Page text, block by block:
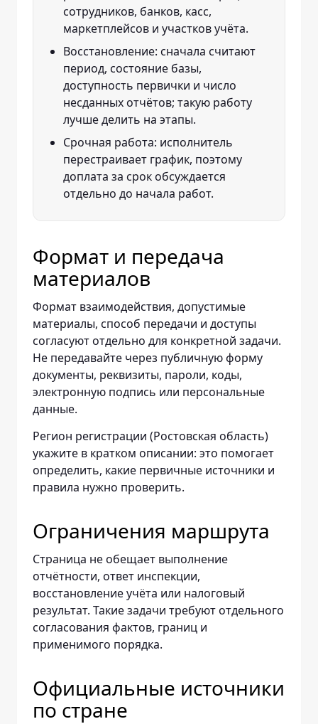
сотрудников, банков, касс,
маркетплейсов и участков учёта.
Восстановление: сначала считают
период, состояние базы,
доступность первички и число
несданных отчётов; такую работу
лучше делить на этапы.
Срочная работа: исполнитель
перестраивает график, поэтому
доплата за срок обсуждается
отдельно до начала работ.
Формат и передача
материалов
Формат взаимодействия, допустимые
материалы, способ передачи и доступы
согласуют отдельно для конкретной задачи.
Не передавайте через публичную форму
документы, реквизиты, пароли, коды,
электронную подпись или персональные
данные.
Регион регистрации (Ростовская область)
укажите в кратком описании: это помогает
определить, какие первичные источники и
правила нужно проверить.
Ограничения маршрута
Страница не обещает выполнение
отчётности, ответ инспекции,
восстановление учёта или налоговый
результат. Такие задачи требуют отдельного
согласования фактов, границ и
применимого порядка.
Официальные источники
по стране